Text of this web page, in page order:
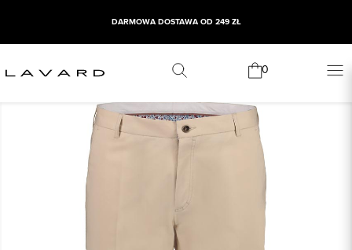
DARMOWA DOSTAWA OD 249 ZŁ
0